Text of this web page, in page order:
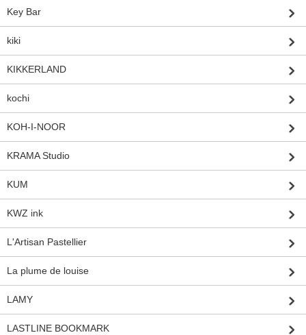
Key Bar
kiki
KIKKERLAND
kochi
KOH-I-NOOR
KRAMA Studio
KUM
KWZ ink
L'Artisan Pastellier
La plume de louise
LAMY
LASTLINE BOOKMARK